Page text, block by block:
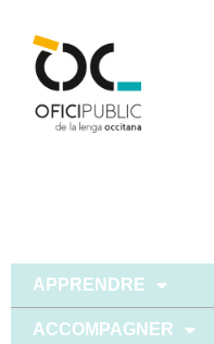
APPRENDRE
ACCOMPAGNER